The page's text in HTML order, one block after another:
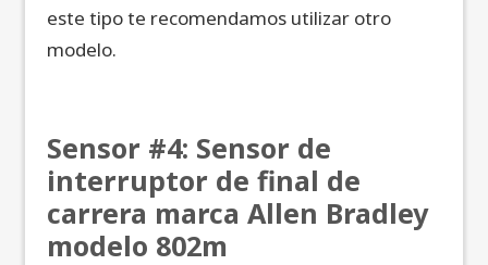
este tipo te recomendamos utilizar otro
modelo.
Sensor #4: Sensor de
interruptor de final de
carrera marca Allen Bradley
modelo 802m